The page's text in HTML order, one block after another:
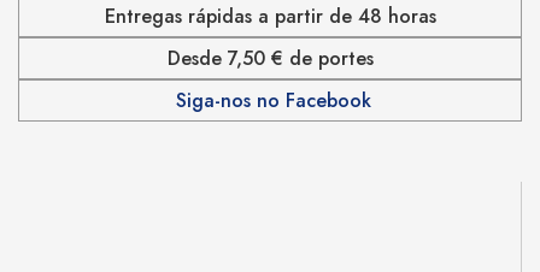
Entregas rápidas a partir de 48 horas
Desde 7,50 € de portes
Siga-nos no Facebook